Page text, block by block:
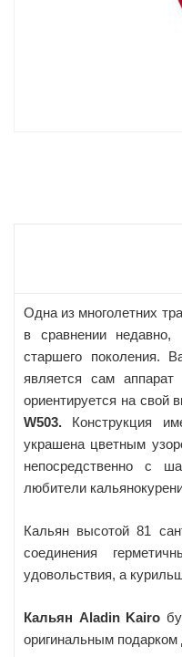
Одна из многолетних
в сравнении
старшего поколения.
является сам
ориентируется на свой
W503. Конструкция
украшена цветным
непосредственно с
любители
Кальян высотой 81
соединения
удовольствия, а
Кальян Aladin Kairo
оригинальным подарком